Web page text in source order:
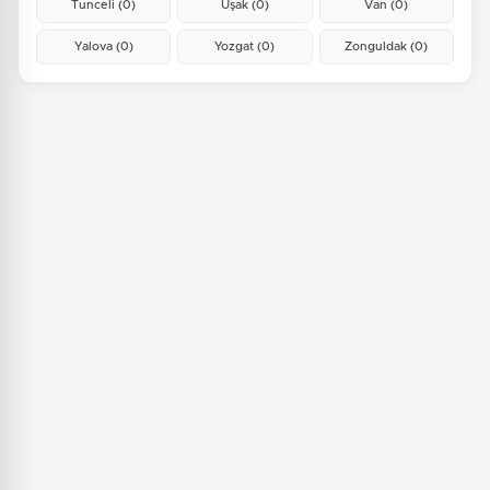
Tunceli(0) Uşak (0) Van(0)
Yalova (0) Yozgat(0) Zonguldak(0)